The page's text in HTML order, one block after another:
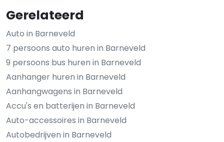
Gerelateerd
Auto in Barneveld
7 persoons auto huren in Barneveld
9 persoons bus huren in Barneveld
Aanhanger huren in Barneveld
Aanhangwagens in Barneveld
Accu's en batterijen in Barneveld
Auto-accessoires in Barneveld
Autobedrijven in Barneveld